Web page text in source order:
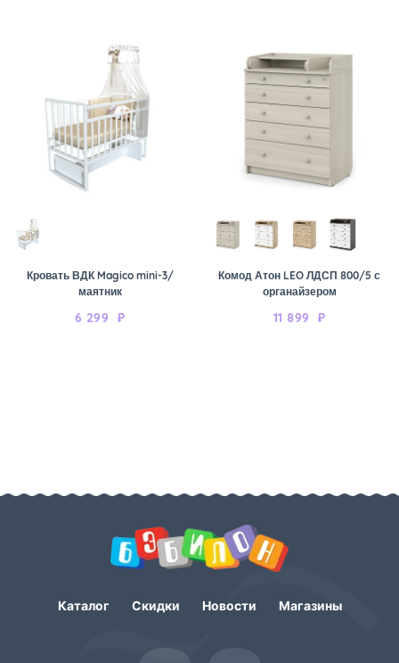
Кровать ВДК Magico mini-3/
маятник
6 299 ₽
Комод Атон LEO ЛДСП 800/5 с
органайзером
11 899 ₽
Каталог Скидки Новости Магазины